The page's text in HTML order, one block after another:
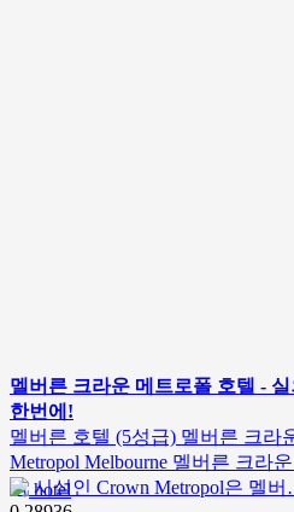
멜버른 크라운 메트로폴 호텔 -
한번에!
멜버른 호텔 (5성급) 멜버른 크라
Metropol Melbourne 멜버른 크라
박 시설인 Crown Metropol은 멜
hotel